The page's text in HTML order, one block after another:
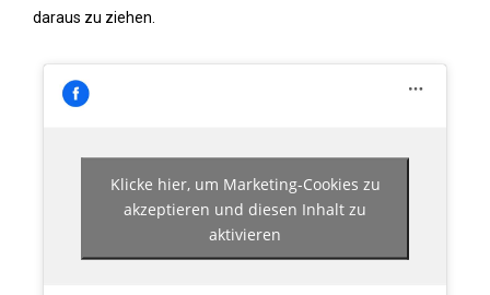
daraus zu ziehen.
Klicke hier, um Marketing-Cookies zu
akzeptieren und diesen Inhalt zu
aktivieren